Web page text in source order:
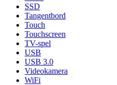
SSD
Tangentbord
Touch
Touchscreen
TV-spel
USB
USB 3.0
Videokamera
WiFi